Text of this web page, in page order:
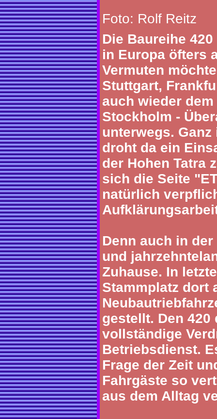
Foto: Rolf Reitz
Die Baureihe
in Europa öfters
Vermuten
Stuttgart,
auch wieder
Stockholm -
unterwegs.
droht da ein
der Hohen Tatra
sich die Seite
natürlich
Denn auch in
und
Zuhause. In
Stammplatz dort
gestellt. Den 420
vollständige
Betriebsdienst.
Frage der Zeit
Fahrgäste so
aus dem Alltag